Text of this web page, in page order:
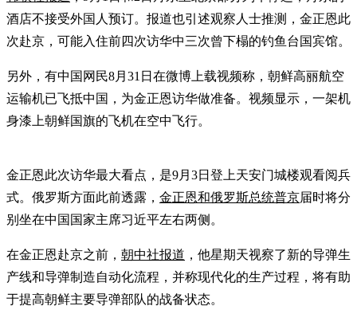
酒店不接受外国人预订。报道也引述观察人士推测，金正恩此
次赴京，可能入住前四次访华中三次曾下榻的钓鱼台国宾馆。
另外，有中国网民8月31日在微博上载视频称，朝鲜高丽航空
运输机已飞抵中国，为金正恩访华做准备。视频显示，一架机
身漆上朝鲜国旗的飞机在空中飞行。
金正恩此次访华最大看点，是9月3日登上天安门城楼观看阅兵
式。俄罗斯方面此前透露， 金正恩和俄罗斯总统普京届时将分
别坐在中国国家主席习近平左右两侧。
在金正恩赴京之前， 朝中社报道 ，他星期天视察了新的导弹生
产线和导弹制造自动化流程，并称现代化的生产过程，将有助
于提高朝鲜主要导弹部队的战备状态。